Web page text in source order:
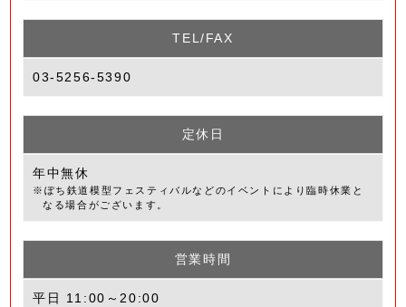
TEL/FAX
03-5256-5390
定休日
年中無休
※ぽち鉄道模型フェスティバルなどのイベントにより臨時休業と
なる場合がございます。
営業時間
平日 11:00～20:00